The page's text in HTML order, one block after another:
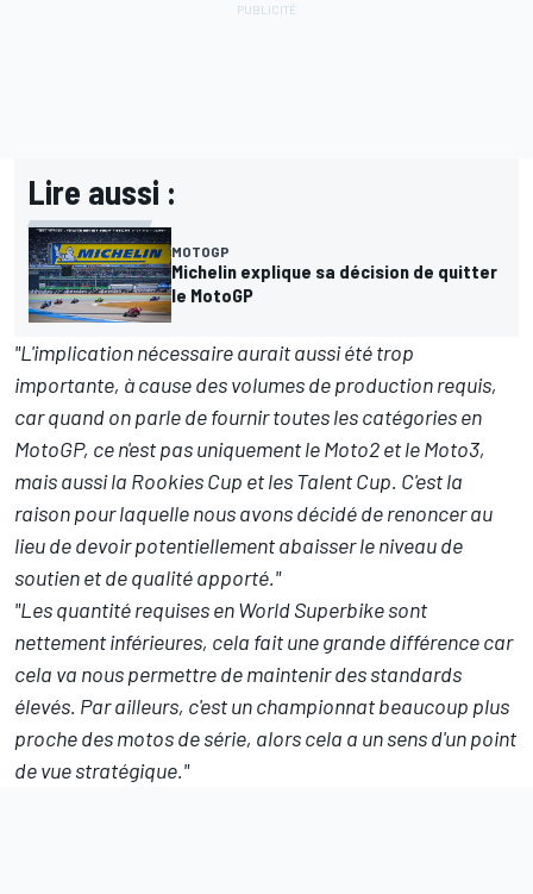
Lire aussi :
MOTOGP
Michelin explique sa décision de quitter
le MotoGP
"L'implication nécessaire aurait aussi été trop
importante, à cause des volumes de production requis,
car quand on parle de fournir toutes les catégories en
MotoGP, ce n'est pas uniquement le Moto2 et le Moto3,
mais aussi la Rookies Cup et les Talent Cup. C'est la
raison pour laquelle nous avons décidé de renoncer au
lieu de devoir potentiellement abaisser le niveau de
soutien et de qualité apporté."
"Les quantité requises en World Superbike sont
nettement inférieures, cela fait une grande différence car
cela va nous permettre de maintenir des standards
élevés. Par ailleurs, c'est un championnat beaucoup plus
proche des motos de série, alors cela a un sens d'un point
de vue stratégique."